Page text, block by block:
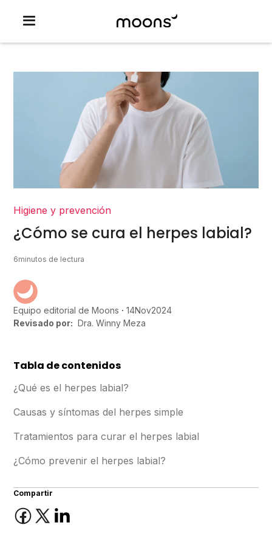
Higiene y prevención
¿Cómo se cura el herpes labial?
6minutos de lectura
Equipo editorial de Moons 14Nov2024
Revisado por: Dra. Winny Meza
Tabla de contenidos
¿Qué es el herpes labial?
Causas y síntomas del herpes simple
Tratamientos para curar el herpes labial
¿Cómo prevenir el herpes labial?
Compartir